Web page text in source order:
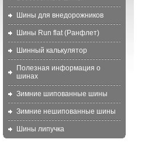
Шины для внедорожников
Шины Run flat (Ранфлет)
Шинный калькулятор
Полезная информация о
шинах
Зимние шипованные шины
Зимние нешипованные шины
Шины липучка